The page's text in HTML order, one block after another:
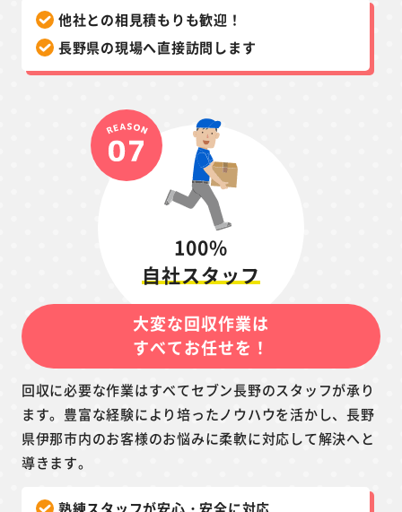
他社との相見積もりも歓迎！
長野県の現場へ直接訪問します
100%
自社スタッフ
大変な回収作業は
すべてお任せを！
回収に必要な作業はすべてセブン長野のスタッフが承り
ます。豊富な経験により培ったノウハウを活かし、長野
県伊那市内のお客様のお悩みに柔軟に対応して解決へと
導きます。